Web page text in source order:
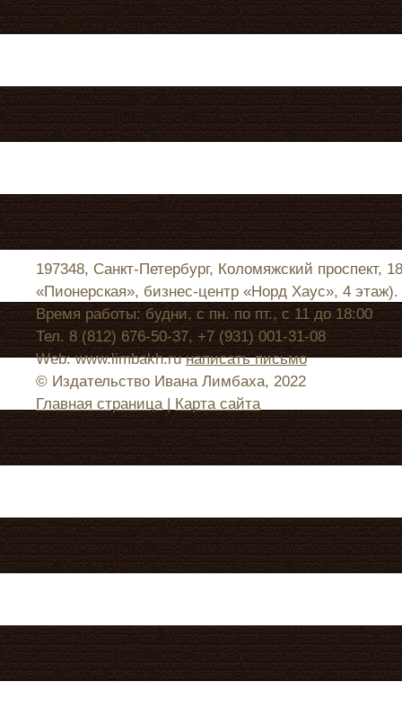
197348, Санкт-Петербург, Коломяжский
«Пионерская», бизнес-центр «Норд Хаус», 4 этаж).
Время работы: будни, с пн. по пт., с 11 до 18:00
Тел. 8 (812) 676-50-37, +7 (931) 001-31-08
Web: www.limbakh.ruнаписать письмо
© Издательство Ивана Лимбаха, 2022
Главная страница| Карта сайта